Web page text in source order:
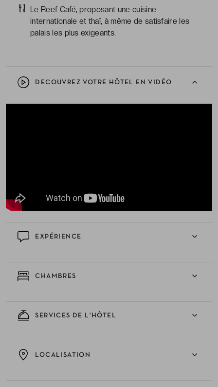
Le Reef Café, proposant une cuisine
internationale et thaî, à même de satisfaire les
palais les plus exigeants.
DECOUVREZ VOTRE HÔTEL EN VIDÉO
EXPÉRIENCE
CHAMBRES
SERVICES DE L'HÔTEL
LOCALISATION